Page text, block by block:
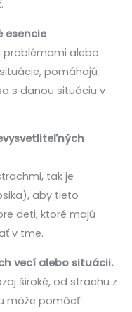
esencie
problémami alebo
pomáhajú
s danou situáciu v
tak je
aby tieto
deti, ktoré majú
v tme.
vecí alebo situácii.
široké, od strachu z
môže pomôcť